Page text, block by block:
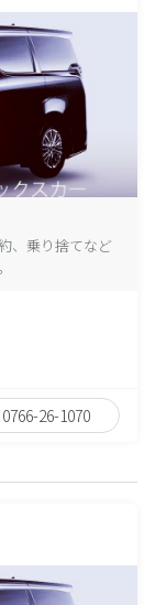
、乗り捨てなど
0766-26-1070